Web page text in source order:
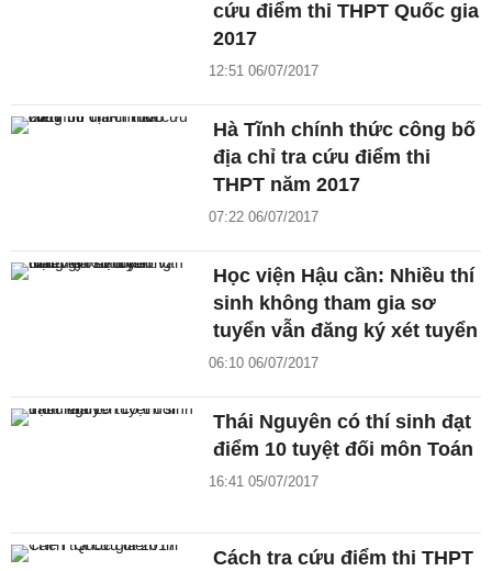
cứu điểm thi THPT Quốc gia
2017
12:51 06/07/2017
Hà Tĩnh chính thức công bố
địa chỉ tra cứu điểm thi
THPT năm 2017
07:22 06/07/2017
Học viện Hậu cần: Nhiều thí
sinh không tham gia sơ
tuyển vẫn đăng ký xét tuyển
06:10 06/07/2017
Thái Nguyên có thí sinh đạt
điểm 10 tuyệt đối môn Toán
16:41 05/07/2017
Cách tra cứu điểm thi THPT